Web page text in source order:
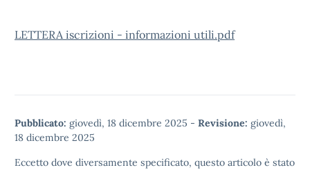
LETTERA iscrizioni - informazioni utili.pdf
Pubblicato: giovedì, 18 dicembre 2025 - Revisione: giovedì,
18 dicembre 2025
Eccetto dove diversamente specificato, questo articolo è stato